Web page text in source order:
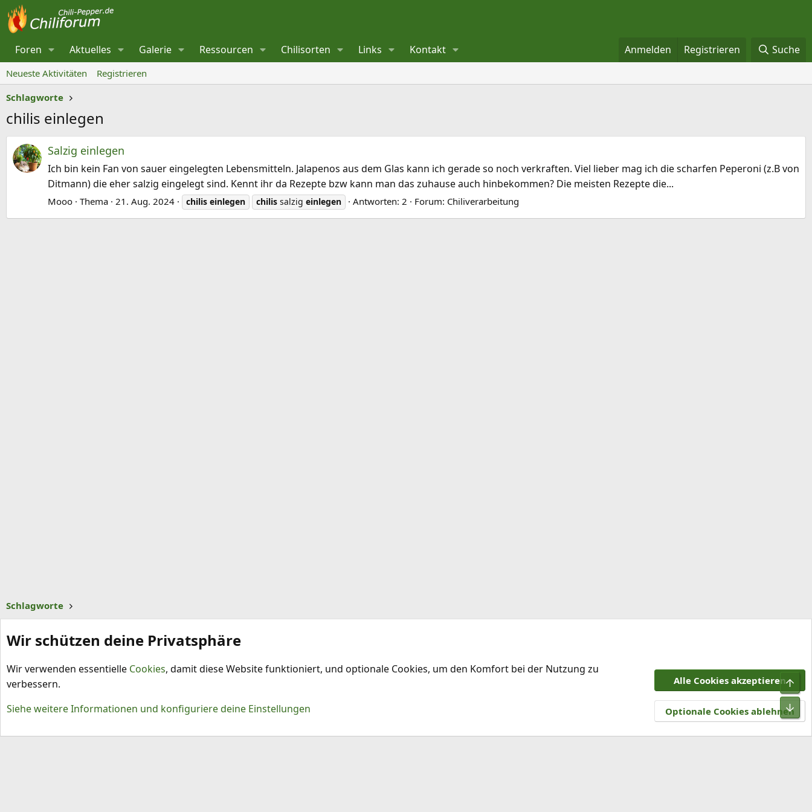
Foren Aktuelles Galerie Ressourcen Chilisorten Links Kontakt Anmelden Registrieren Suche
Neueste Aktivitäten
Registrieren
Schlagworte
chilis einlegen
Salzig einlegen
Ich bin kein Fan von sauer eingelegten Lebensmitteln. Jalapenos aus dem Glas kann ich gerade so noch verkraften. Viel lieber mag ich die scharfen Peperoni (z.B von
Ditmann) die eher salzig eingelegt sind. Kennt ihr da Rezepte bzw kann man das zuhause auch hinbekommen? Die meisten Rezepte die...
Mooo Thema 21. Aug. 2024 chilis einlegen chilis salzig einlegen Antworten: 2 Forum: Chiliverarbeitung
Schlagworte
Datenschutz Hilfe und Impressum
R
S
Wir schützen deine Privatsphäre
Wir verwenden essentielle Cookies, damit diese Website funktioniert, und optionale Cookies, um den Komfort bei der Nutzung zu
verbessern.
Siehe weitere Informationen und konfiguriere deine Einstellungen
Alle Cookies akzeptieren
Optionale Cookies ablehnen